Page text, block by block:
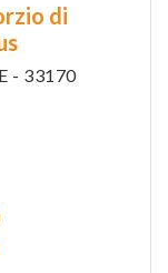
di
- 33170